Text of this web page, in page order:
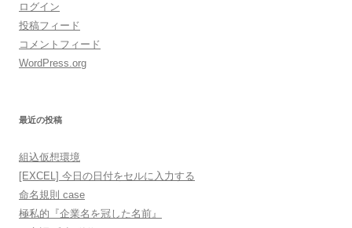
ログイン
投稿フィード
コメントフィード
WordPress.org
最近の投稿
組込仮想環境
[EXCEL] 今日の日付をセルに入力する
命名規則 case
極私的『企業名を冠した名前』